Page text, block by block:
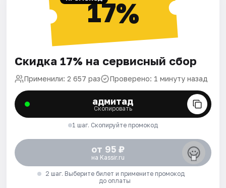
17%
Скидка 17% на сервисный сбор
Применили: 2 657 раз Проверено: 1 минуту назад
адмитад
Скопировать
1 шаг. Скопируйте промокод
от 95 ₽
на Kassir.ru
2 шаг. Выберите билет и примените промокод
до оплаты